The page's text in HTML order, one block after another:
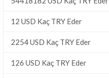
12 USD Kaç TRY Eder
2254 USD Kaç TRY Eder
126 USD Kaç TRY Eder